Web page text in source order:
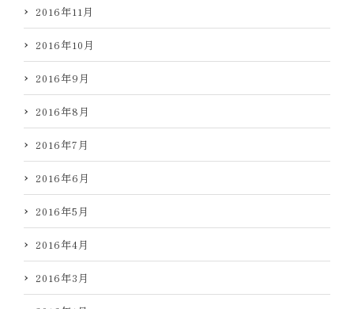
2016年11月
2016年10月
2016年9月
2016年8月
2016年7月
2016年6月
2016年5月
2016年4月
2016年3月